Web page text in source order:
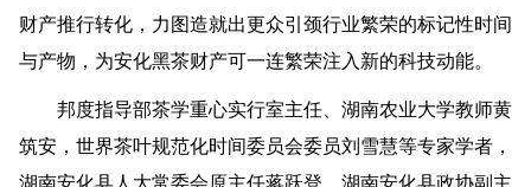
财产推行转化，力图造就出更众引颈行业繁荣的标记性时间
与产物，为安化黑茶财产可一连繁荣注入新的科技动能。
邦度指导部茶学重心实行室主任、湖南农业大学教师黄
筑安，世界茶叶规范化时间委员会委员刘雪慧等专家学者，